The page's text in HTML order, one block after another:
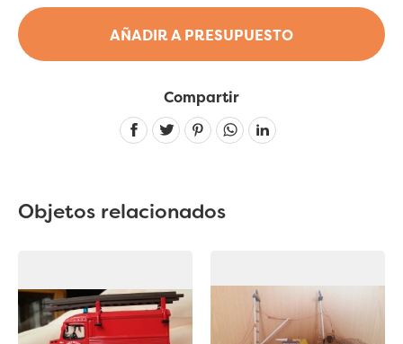
AÑADIR A PRESUPUESTO
Compartir
Linkedin
Objetos relacionados